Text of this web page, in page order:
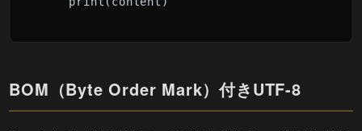
BOM（Byte Order Mark）付きUTF-8